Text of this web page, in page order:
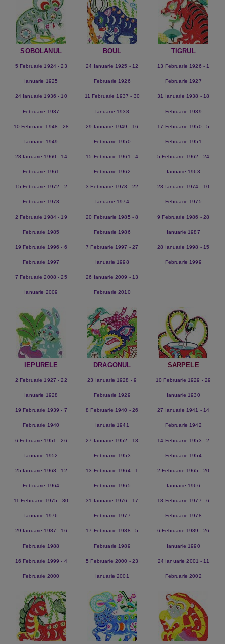
SOBOLANUL
5 Februarie 1924 - 23
Ianuarie 1925
24 Ianuarie 1936 - 10
Februarie 1937
10 Februarie 1948 - 28
Ianuarie 1949
28 Ianuarie 1960 - 14
Februarie 1961
15 Februarie 1972 - 2
Februarie 1973
2 Februarie 1984 - 19
Februarie 1985
19 Februarie 1996 - 6
Februarie 1997
7 Februarie 2008 - 25
Ianuarie 2009
BOUL
24 Ianuarie 1925 - 12
Februarie 1926
11 Februarie 1937 - 30
Ianuarie 1938
29 Ianuarie 1949 - 16
Februarie 1950
15 Februarie 1961 - 4
Februarie 1962
3 Februarie 1973 - 22
Ianuarie 1974
20 Februarie 1985 - 8
Februarie 1986
7 Februarie 1997 - 27
Ianuarie 1998
26 Ianuarie 2009 - 13
Februarie 2010
TIGRUL
13 Februarie 1926 - 1
Februarie 1927
31 Ianuarie 1938 - 18
Februarie 1939
17 Februarie 1950 - 5
Februarie 1951
5 Februarie 1962 - 24
Ianuarie 1963
23 Ianuarie 1974 - 10
Februarie 1975
9 Februarie 1986 - 28
Ianuarie 1987
28 Ianuarie 1998 - 15
Februarie 1999
IEPURELE
2 Februarie 1927 - 22
Ianuarie 1928
19 Februarie 1939 - 7
Februarie 1940
6 Februarie 1951 - 26
Ianuarie 1952
25 Ianuarie 1963 - 12
Februarie 1964
11 Februarie 1975 - 30
Ianuarie 1976
29 Ianuarie 1987 - 16
Februarie 1988
16 Februarie 1999 - 4
Februarie 2000
DRAGONUL
23 Ianuarie 1928 - 9
Februarie 1929
8 Februarie 1940 - 26
Ianuarie 1941
27 Ianuarie 1952 - 13
Februarie 1953
13 Februarie 1964 - 1
Februarie 1965
31 Ianuarie 1976 - 17
Februarie 1977
17 Februarie 1988 - 5
Februarie 1989
5 Februarie 2000 - 23
Ianuarie 2001
SARPELE
10 Februarie 1929 - 29
Ianuarie 1930
27 Ianuarie 1941 - 14
Februarie 1942
14 Februarie 1953 - 2
Februarie 1954
2 Februarie 1965 - 20
Ianuarie 1966
18 Februarie 1977 - 6
Februarie 1978
6 Februarie 1989 - 26
Ianuarie 1990
24 Ianuarie 2001 - 11
Februarie 2002